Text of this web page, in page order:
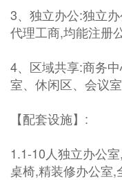
3、独立办公:独立
代理工商,均能注册
4、区域共享:商务
室、休闲区、会议
【配套设施】:
1.1-10人独立办公
桌椅,精装修办公室,